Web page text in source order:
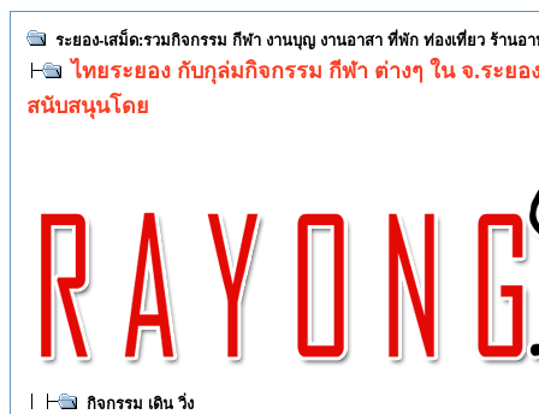
ระยอง-เสม็ด:รวมกิจกรรม กีฬา งานบุญ งานอาสา ที่พัก ท่องเที่ยว ร้านอ
ไทยระยอง กับกุล่มกิจกรรม กีฬา ต่างๆ ใน จ.ระยอ
สนับสนุนโดย
กิจกรรม เดิน วิ่ง